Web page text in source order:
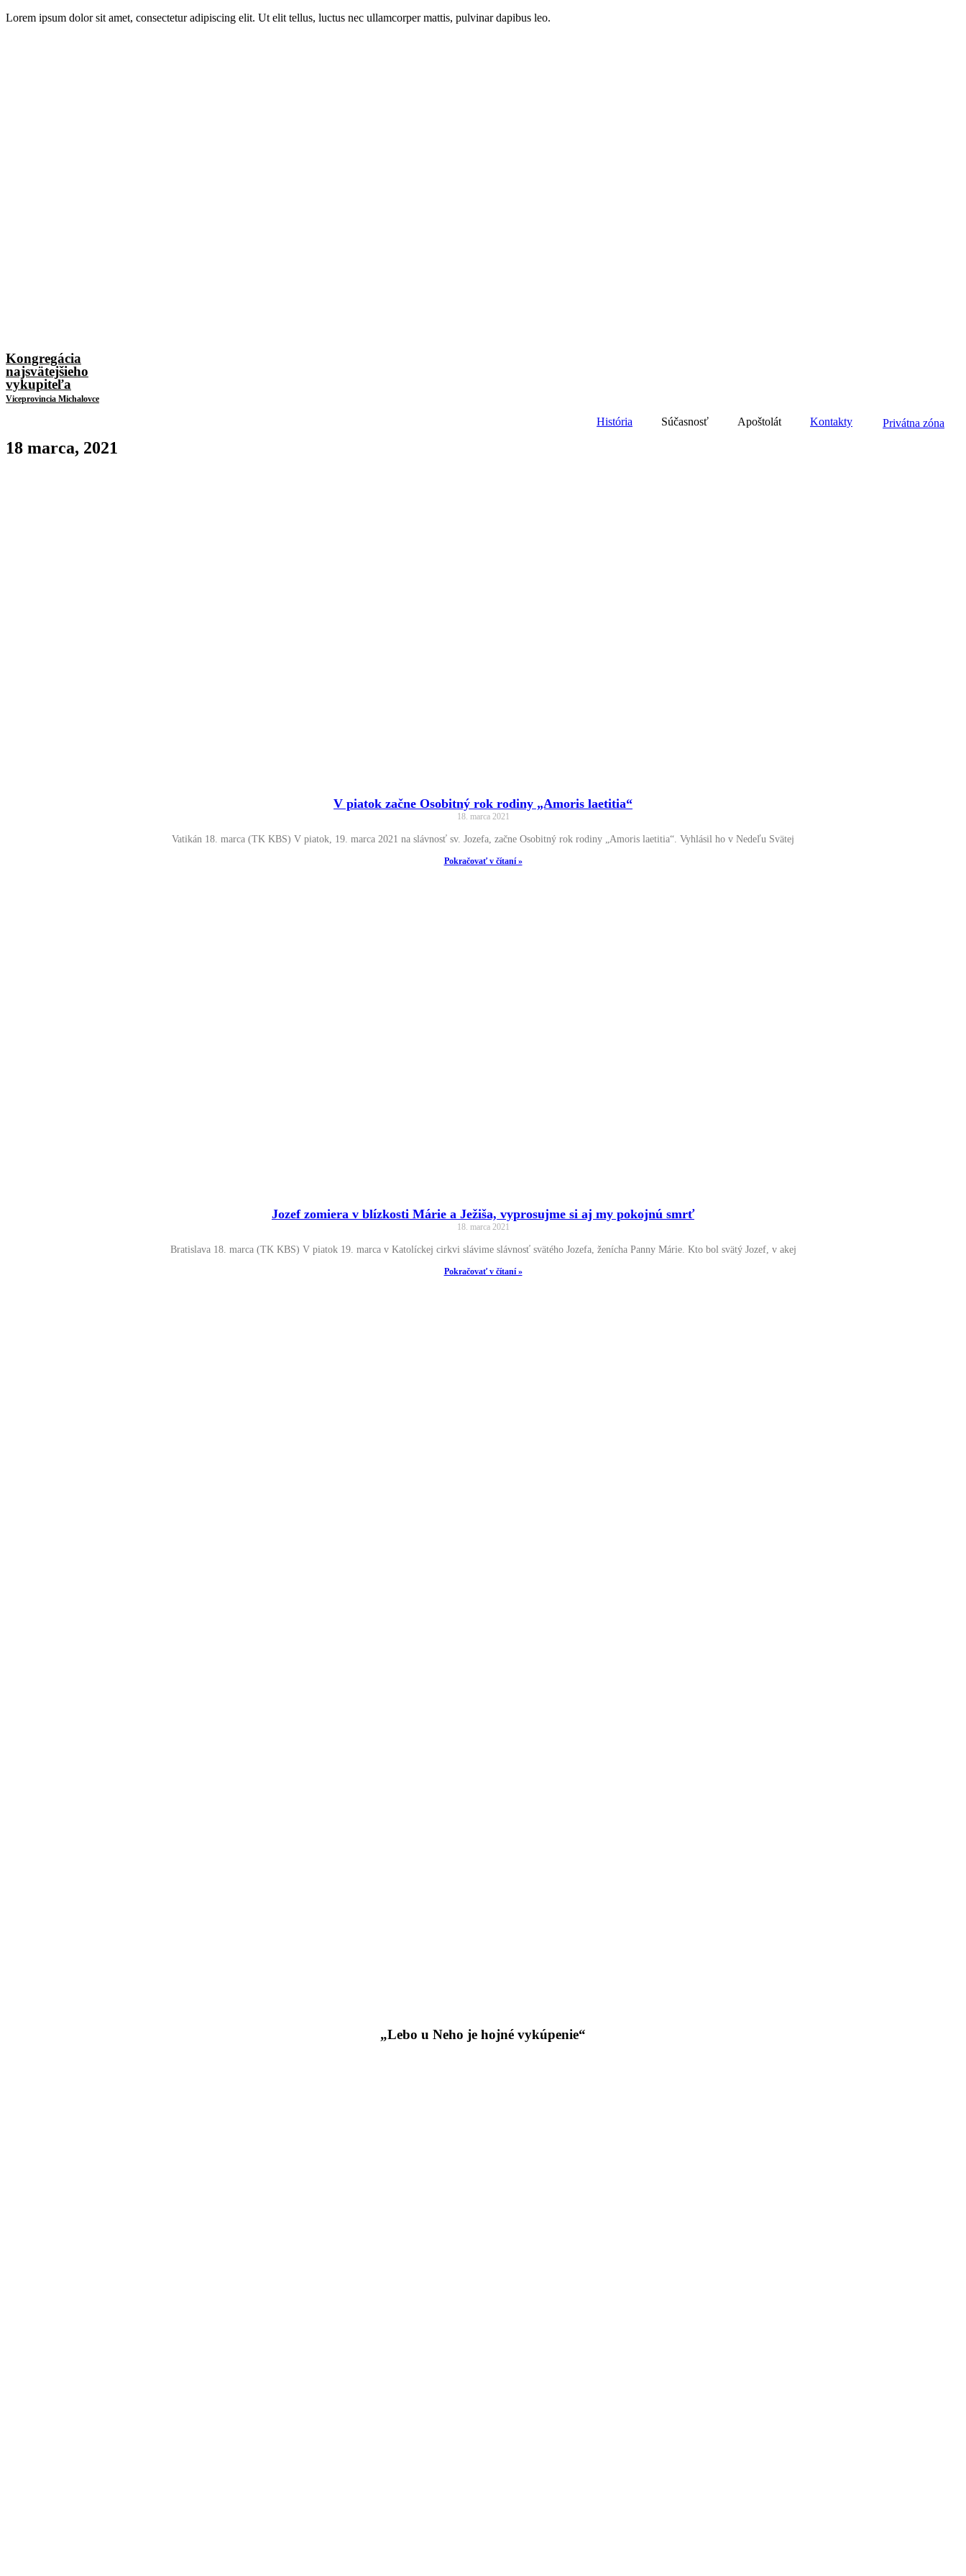
Lorem ipsum dolor sit amet, consectetur adipiscing elit. Ut elit tellus, luctus nec ullamcorper mattis, pulvinar dapibus leo.
Kongregácia
najsvätejšieho
vykupiteľa
Viceprovincia Michalovce
História Súčasnosť Apoštolát Kontakty Privátna zóna
18 marca, 2021
V piatok začne Osobitný rok rodiny „Amoris laetitia“
18. marca 2021
Vatikán 18. marca (TK KBS) V piatok, 19. marca 2021 na slávnosť sv. Jozefa, začne Osobitný rok rodiny „Amoris laetitia“. Vyhlásil ho v Nedeľu Svätej
Pokračovať v čítaní »
Jozef zomiera v blízkosti Márie a Ježiša, vyprosujme si aj my pokojnú smrť
18. marca 2021
Bratislava 18. marca (TK KBS) V piatok 19. marca v Katolíckej cirkvi slávime slávnosť svätého Jozefa, ženícha Panny Márie. Kto bol svätý Jozef, v akej
Pokračovať v čítaní »
„Lebo u Neho je hojné vykúpenie“